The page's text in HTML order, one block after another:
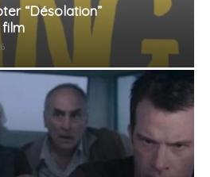
“Désolation”
film